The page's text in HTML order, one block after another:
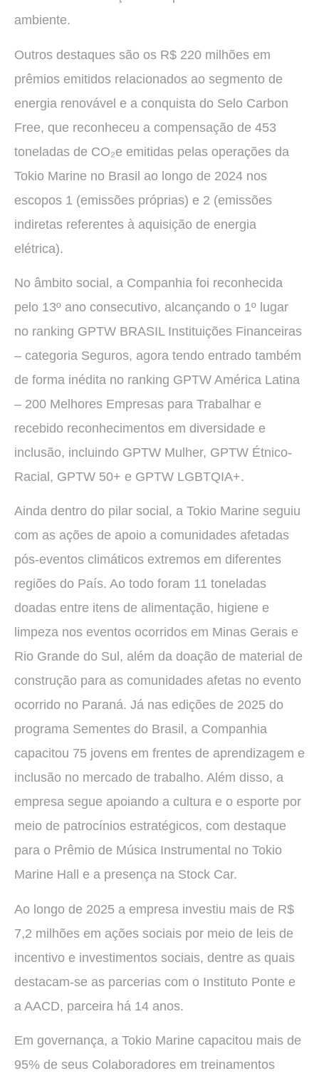
ambiente.
Outros destaques são os R$ 220 milhões em
prêmios emitidos relacionados ao segmento de
energia renovável e a conquista do Selo Carbon
Free, que reconheceu a compensação de 453
toneladas de CO₂e emitidas pelas operações da
Tokio Marine no Brasil ao longo de 2024 nos
escopos 1 (emissões próprias) e 2 (emissões
indiretas referentes à aquisição de energia
elétrica).
No âmbito social, a Companhia foi reconhecida
pelo 13º ano consecutivo, alcançando o 1º lugar
no ranking GPTW BRASIL Instituições Financeiras
– categoria Seguros, agora tendo entrado também
de forma inédita no ranking GPTW América Latina
– 200 Melhores Empresas para Trabalhar e
recebido reconhecimentos em diversidade e
inclusão, incluindo GPTW Mulher, GPTW Étnico-
Racial, GPTW 50+ e GPTW LGBTQIA+.
Ainda dentro do pilar social, a Tokio Marine seguiu
com as ações de apoio a comunidades afetadas
pós-eventos climáticos extremos em diferentes
regiões do País. Ao todo foram 11 toneladas
doadas entre itens de alimentação, higiene e
limpeza nos eventos ocorridos em Minas Gerais e
Rio Grande do Sul, além da doação de material de
construção para as comunidades afetas no evento
ocorrido no Paraná. Já nas edições de 2025 do
programa Sementes do Brasil, a Companhia
capacitou 75 jovens em frentes de aprendizagem e
inclusão no mercado de trabalho. Além disso, a
empresa segue apoiando a cultura e o esporte por
meio de patrocínios estratégicos, com destaque
para o Prêmio de Música Instrumental no Tokio
Marine Hall e a presença na Stock Car.
Ao longo de 2025 a empresa investiu mais de R$
7,2 milhões em ações sociais por meio de leis de
incentivo e investimentos sociais, dentre as quais
destacam-se as parcerias com o Instituto Ponte e
a AACD, parceira há 14 anos.
Em governança, a Tokio Marine capacitou mais de
95% de seus Colaboradores em treinamentos